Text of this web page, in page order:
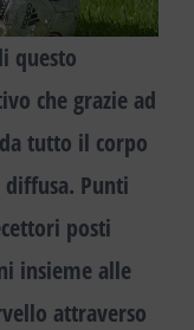
questo
che grazie ad
tutto il corpo
Punti
posti
insieme alle
attraverso